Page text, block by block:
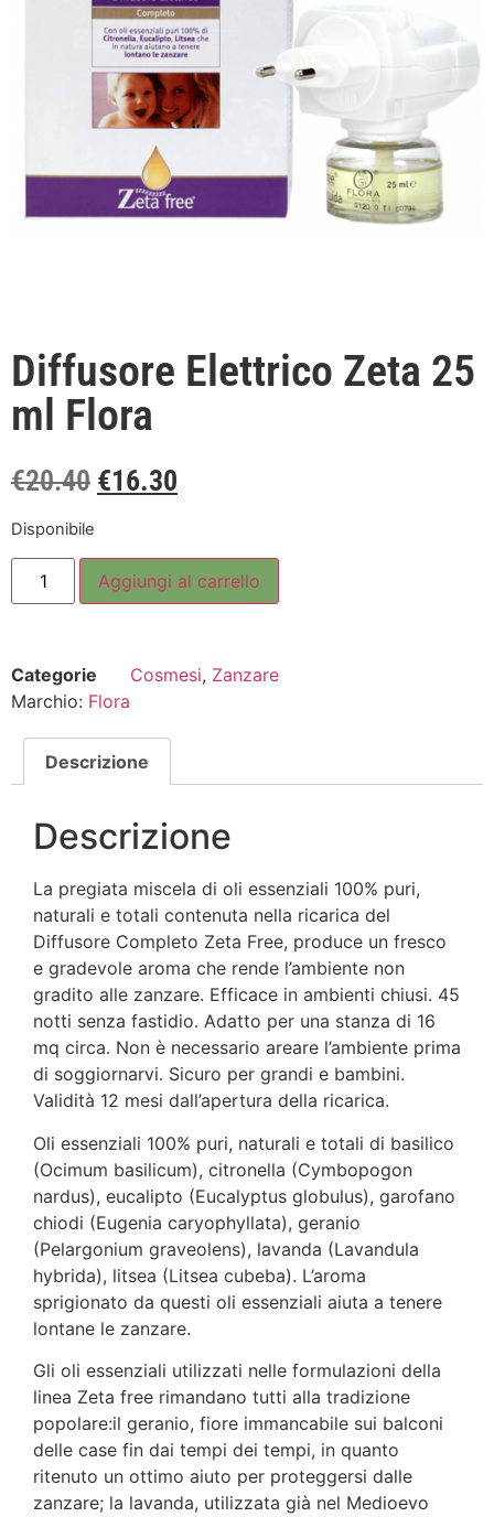
Diffusore Elettrico Zeta 25
ml Flora
€20.40 €16.30
Disponibile
Aggiungi al carrello
Categorie Cosmesi, Zanzare
Marchio: Flora
Descrizione
Descrizione
La pregiata miscela di oli essenziali 100% puri,
naturali e totali contenuta nella ricarica del
Diffusore Completo Zeta Free, produce un fresco
e gradevole aroma che rende l’ambiente non
gradito alle zanzare. Efficace in ambienti chiusi. 45
notti senza fastidio. Adatto per una stanza di 16
mq circa. Non è necessario areare l’ambiente prima
di soggiornarvi. Sicuro per grandi e bambini.
Validità 12 mesi dall’apertura della ricarica.
Oli essenziali 100% puri, naturali e totali di basilico
(Ocimum basilicum), citronella (Cymbopogon
nardus), eucalipto (Eucalyptus globulus), garofano
chiodi (Eugenia caryophyllata), geranio
(Pelargonium graveolens), lavanda (Lavandula
hybrida), litsea (Litsea cubeba). L’aroma
sprigionato da questi oli essenziali aiuta a tenere
lontane le zanzare.
Gli oli essenziali utilizzati nelle formulazioni della
linea Zeta free rimandano tutti alla tradizione
popolare:il geranio, fiore immancabile sui balconi
delle case fin dai tempi dei tempi, in quanto
ritenuto un ottimo aiuto per proteggersi dalle
zanzare; la lavanda, utilizzata già nel Medioevo